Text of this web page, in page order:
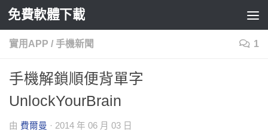
Skip to content
免費軟體下載
實用APP / 手機新聞 1
手機解鎖順便背單字
UnlockYourBrain
由 費爾曼 · 2014 年 06 月 03 日